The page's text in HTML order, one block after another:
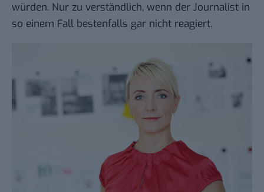
würden. Nur zu verständlich, wenn der Journalist in
so einem Fall bestenfalls gar nicht reagiert.